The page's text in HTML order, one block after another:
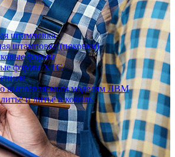
штамповка
штамповка (поковки)
формы
формы ХТС
выплавляемым моделям ЛВМ
и литьё в кокиль